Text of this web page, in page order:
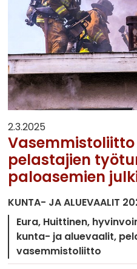
2.3.2025
pelastajien
paloasemien
KUNTA- JA ALUEVAALIT
Eura Huittinen
kunta- ja aluevaalit
vasemmistoliitto